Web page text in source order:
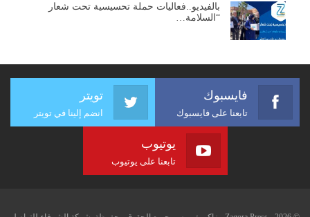
بالفيديو..فعاليات حملة تحسيسية تحت شعار
“السلامة…
فايسبوك
تابعنا على فايسبوك
تويتر
انضم إلينا في تويتر
يوتيوب
تابعنا على يوتيوب